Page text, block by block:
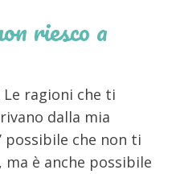
riesco a
Le ragioni che ti
dalla mia
possibile che non ti
è anche possibile